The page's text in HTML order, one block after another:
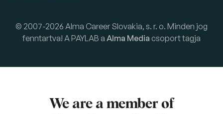
© 2007-2026 Alma Career Slovakia, s. r. o. Minden jog
fenntartva! A PAYLAB a Alma Media csoport tagja
We are a member of